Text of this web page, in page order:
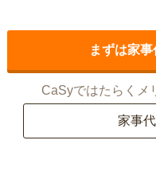
まずは家
CaSyではたらくメ
家事